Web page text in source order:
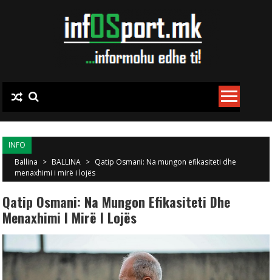
INFO
Ballina > BALLINA > Qatip Osmani: Na mungon efikasiteti dhe
menaxhimi i mirë i lojës
Qatip Osmani: Na Mungon Efikasiteti Dhe
Menaxhimi I Mirë I Lojës